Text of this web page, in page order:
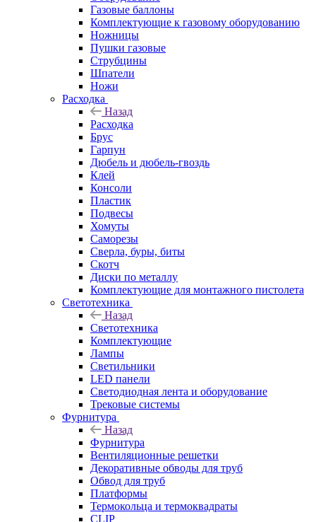
Газовые баллоны
Комплектующие к газовому оборудованию
Ножницы
Пушки газовые
Струбцины
Шпатели
Ножи
Расходка
Назад
Расходка
Брус
Гарпун
Дюбель и дюбель-гвоздь
Клей
Консоли
Пластик
Подвесы
Хомуты
Саморезы
Сверла, буры, биты
Скотч
Диски по металлу
Комплектующие для монтажного пистолета
Светотехника
Назад
Светотехника
Комплектующие
Лампы
Светильники
LED панели
Светодиодная лента и оборудование
Трековые системы
Фурнитура
Назад
Фурнитура
Вентиляционные решетки
Декоративные обводы для труб
Обвод для труб
Платформы
Термокольца и термоквадраты
CLIP